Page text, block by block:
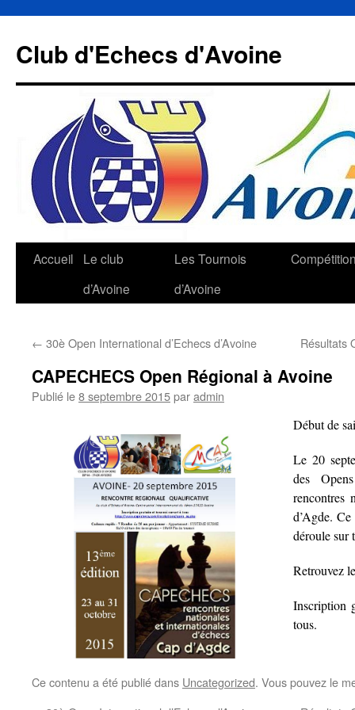
contenu
Club d'Echecs d'Avoine
Accueil
Le club
d’Avoine
Les Tournois
d’Avoine
← 30è Open International d’Echecs d’Avoine Résultats
CAPECHECS Open Régional à Avoine
Publié le8 septembre 2015paradmin
Début de
Le 20
des
rencontres
d’Agde.
déroule sur
Retrouvez
tous.
Ce contenu a été publié dans Uncategorized. Vous pouvez le